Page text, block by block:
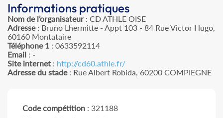
Informations pratiques
Nom de l’organisateur: CD ATHLE OISE
Adresse: Bruno Lhermitte - Appt 103 - 84 Rue Victor Hugo,
60160 Montataire
Téléphone 1 : 0633592114
Email : -
Site internet : http://cd60.athle.fr/
Adresse du stade: Rue Albert Robida, 60200 COMPIEGNE
Code compétition : 321188